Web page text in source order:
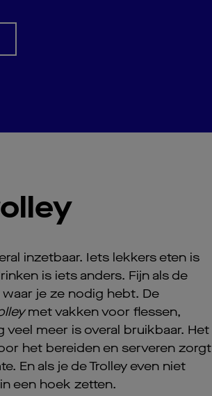
inzetbaar. Iets lekkers eten is
is iets anders. Fijn als de
je ze nodig hebt. De
met vakken voor flessen,
veel meer is overal bruikbaar. Het
het bereiden en serveren zorgt
En als je de Trolley even niet
een hoek zetten.